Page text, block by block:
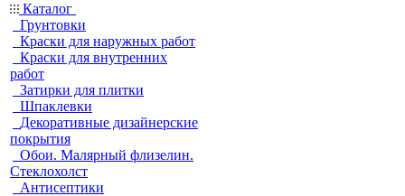
Каталог
Грунтовки
Краски для наружных работ
Краски для внутренних
работ
Затирки для плитки
Шпаклевки
Декоративные дизайнерские
покрытия
Обои. Малярный флизелин.
Стеклохолст
Антисептики